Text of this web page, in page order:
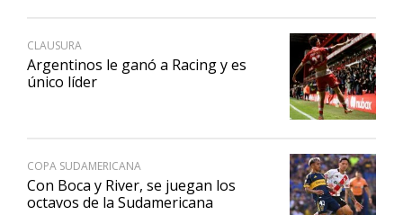
CLAUSURA
Argentinos le ganó a Racing y es
único líder
COPA SUDAMERICANA
Con Boca y River, se juegan los
octavos de la Sudamericana